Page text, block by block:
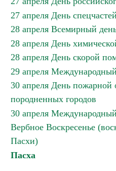
27 апреля День
28 апреля Всемирный
28 апреля День
28 апреля День скорой
29 апреля
30 апреля День
породненных городов
30 апреля
Вербное Воскресенье
Пасхи)
Пасха